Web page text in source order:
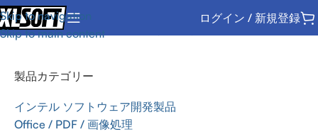
Skip to navigation
Skip to main content
ログイン / 新規登録
ホーム/UI コンポーネント / ライブラリー
製品カテゴリー
インテル ソフトウェア開発製品
Office / PDF / 画像処理